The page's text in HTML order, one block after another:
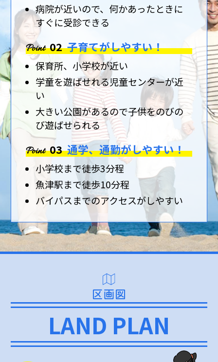
病院が近いので、何かあったときに
すぐに受診できる
Point 02 子育てがしやすい！
保育所、小学校が近い
学童を遊ばせれる児童センターが近
い
大きい公園があるので子供をのびの
び遊ばせられる
Point 03 通学、通勤がしやすい！
小学校まで徒歩3分程
魚津駅まで徒歩10分程
バイパスまでのアクセスがしやすい
区画図
LAND PLAN